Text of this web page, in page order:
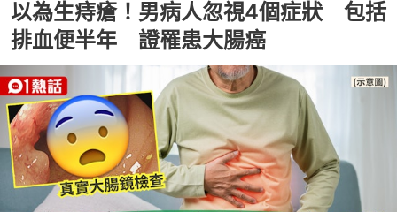
以為生痔瘡！男病人忽視4個症狀 包括
排血便半年 證罹患大腸癌